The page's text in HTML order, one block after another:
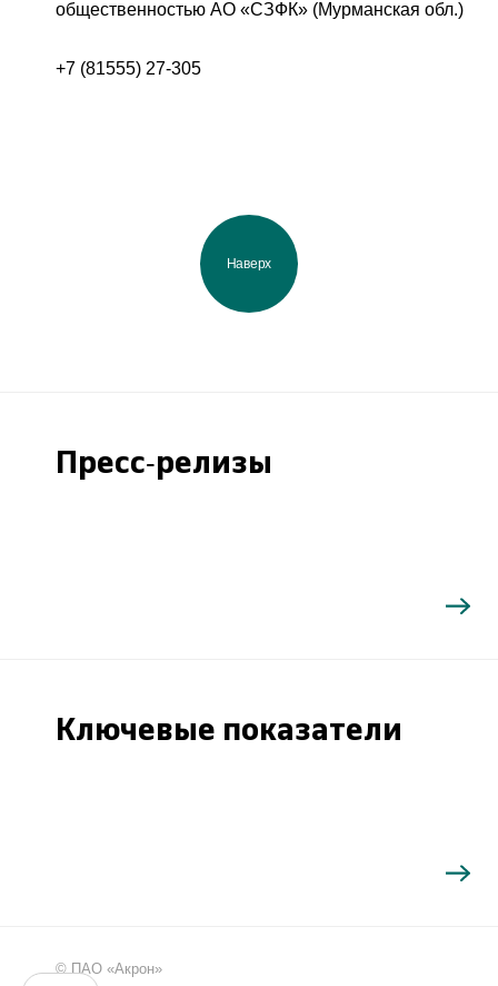
Поиск
общественностью АО «СЗФК» (Мурманская обл.)
+7 (81555) 27-305
Наверх
Пресс-релизы
Ключевые показатели
© ПАО «Акрон»